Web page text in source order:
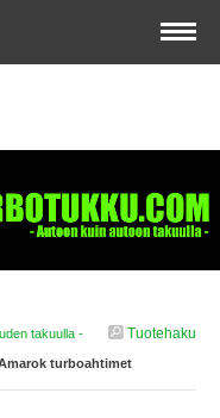
Tuotehaku
takuulla -
turboahtimet